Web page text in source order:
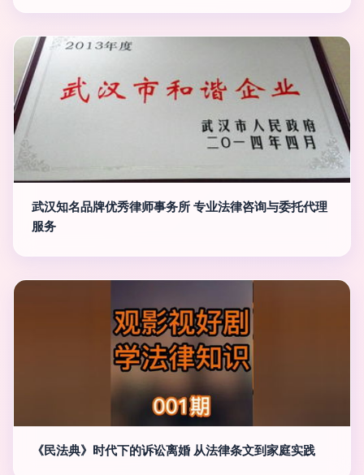
武汉知名品牌优秀律师事务所 专业法律咨询与委托代理
服务
《民法典》时代下的诉讼离婚 从法律条文到家庭实践